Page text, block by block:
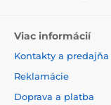
Viac informácií
Kontakty a predajňa
Reklamácie
Doprava a platba